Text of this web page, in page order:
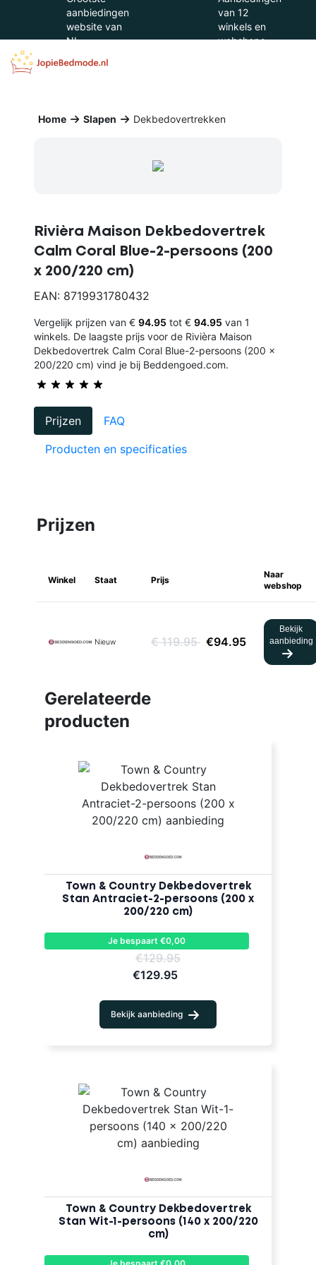
aanbiedingen
website van
NL
van 12
winkels en
webshops
Home Slapen Dekbedovertrekken
Rivièra Maison Dekbedovertrek
Calm Coral Blue-2-persoons (200
x 200/220 cm)
EAN: 8719931780432
Vergelijk prijzen van € 94.95 tot € 94.95 van 1
winkels. De laagste prijs voor de Rivièra Maison
Dekbedovertrek Calm Coral Blue-2-persoons (200 x
200/220 cm) vind je bij Beddengoed.com.
Prijzen
FAQ
Producten en specificaties
Prijzen
Winkel Staat Prijs
Naar
webshop
Nieuw € 119.95 €94.95
Bekijk
aanbieding
Gerelateerde
producten
Town & Country Dekbedovertrek
Stan Antraciet-2-persoons (200 x
200/220 cm)
Je bespaart €0,00
€129.95
€129.95
Bekijk aanbieding
Town & Country Dekbedovertrek
Stan Wit-1-persoons (140 x 200/220
cm)